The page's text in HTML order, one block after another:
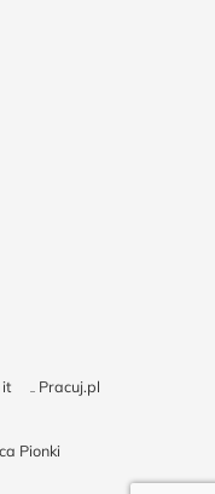
Pracuj.pl
Pionki